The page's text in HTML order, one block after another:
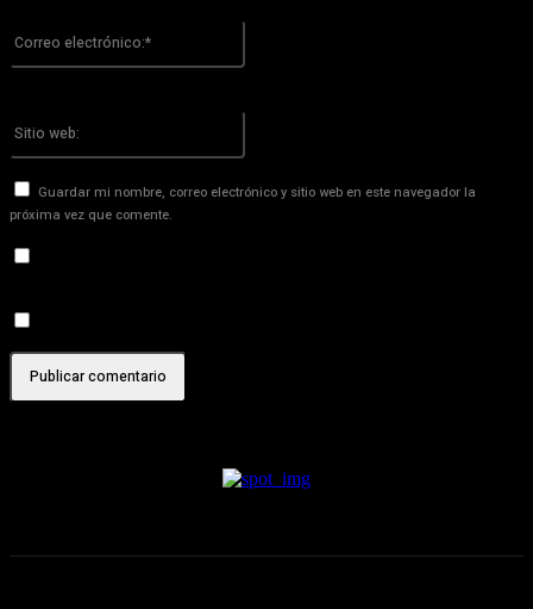
Correo
Sitio
Guardar mi nombre, correo electrónico y sitio web en este navegador la
próxima vez que comente.